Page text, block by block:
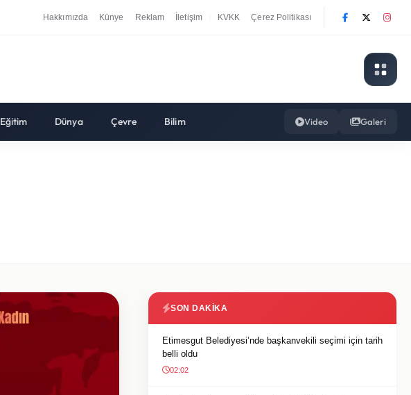
Hakkımızda Künye Reklam İletişim KVKK Çerez Politikası
Eğitim Dünya Çevre Bilim Video Galeri
SON DAKIKA
Etimesgut Belediyesi’nde başkanvekili seçimi için tarih
belli oldu
02:02